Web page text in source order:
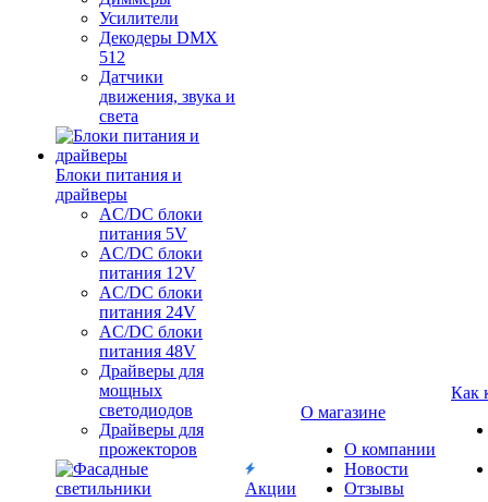
Усилители
Декодеры DMX
512
Датчики
движения, звука и
света
Блоки питания и
драйверы
AC/DC блоки
питания 5V
AC/DC блоки
питания 12V
AC/DC блоки
питания 24V
AC/DC блоки
питания 48V
Драйверы для
мощных
светодиодов
Драйверы для
прожекторов
Акции
О магазине
О компании
Новости
Отзывы
Как